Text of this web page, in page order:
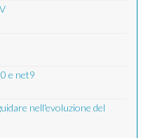
e net9
nell'evoluzione del